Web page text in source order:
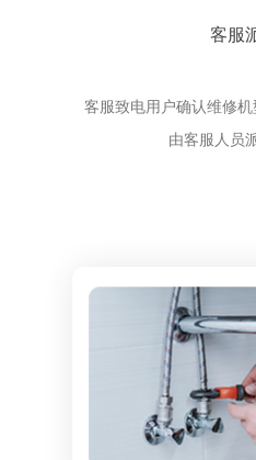
客服
客服致电用户确认维修
由客服人员